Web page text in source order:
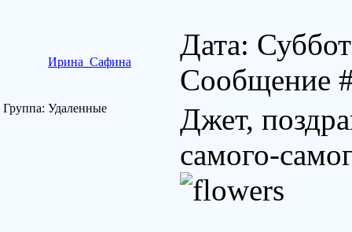
Ирина_Сафина
Дата:
Сообщение
Группа: Удаленные
Джет,
самого-